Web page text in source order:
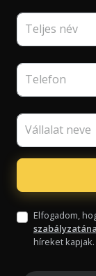
Teljes név
Telefon
Vállalat neve
Elfogadom,
híreket